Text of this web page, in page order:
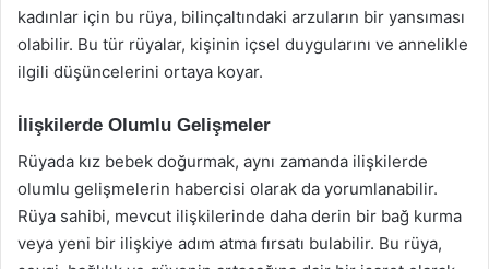
kadınlar için bu rüya, bilinçaltındaki arzuların bir yansıması
olabilir. Bu tür rüyalar, kişinin içsel duygularını ve annelikle
ilgili düşüncelerini ortaya koyar.
İlişkilerde Olumlu Gelişmeler
Rüyada kız bebek doğurmak, aynı zamanda ilişkilerde
olumlu gelişmelerin habercisi olarak da yorumlanabilir.
Rüya sahibi, mevcut ilişkilerinde daha derin bir bağ kurma
veya yeni bir ilişkiye adım atma fırsatı bulabilir. Bu rüya,